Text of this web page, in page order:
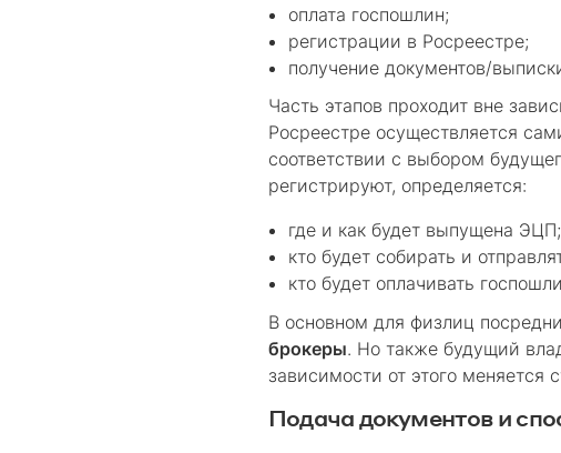
оплата госпошлин;
регистрации в Росреестре;
получение документов/
Часть этапов проходит вне
Росреестре осуществляется
соответствии с выбором
регистрируют, определяется:
где и как будет выпущена ЭЦП;
кто будет собирать и
кто будет оплачивать
В основном для физлиц
брокеры. Но также будущий
зависимости от этого меняется
Подача документов и